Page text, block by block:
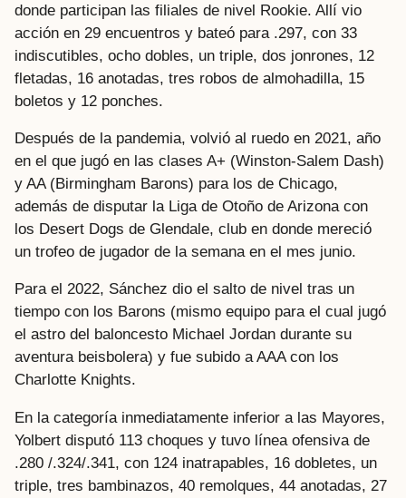
donde participan las filiales de nivel Rookie. Allí vio
acción en 29 encuentros y bateó para .297, con 33
indiscutibles, ocho dobles, un triple, dos jonrones, 12
fletadas, 16 anotadas, tres robos de almohadilla, 15
boletos y 12 ponches.
Después de la pandemia, volvió al ruedo en 2021, año
en el que jugó en las clases A+ (Winston-Salem Dash)
y AA (Birmingham Barons) para los de Chicago,
además de disputar la Liga de Otoño de Arizona con
los Desert Dogs de Glendale, club en donde mereció
un trofeo de jugador de la semana en el mes junio.
Para el 2022, Sánchez dio el salto de nivel tras un
tiempo con los Barons (mismo equipo para el cual jugó
el astro del baloncesto Michael Jordan durante su
aventura beisbolera) y fue subido a AAA con los
Charlotte Knights.
En la categoría inmediatamente inferior a las Mayores,
Yolbert disputó 113 choques y tuvo línea ofensiva de
.280 /.324/.341, con 124 inatrapables, 16 dobletes, un
triple, tres bambinazos, 40 remolques, 44 anotadas, 27